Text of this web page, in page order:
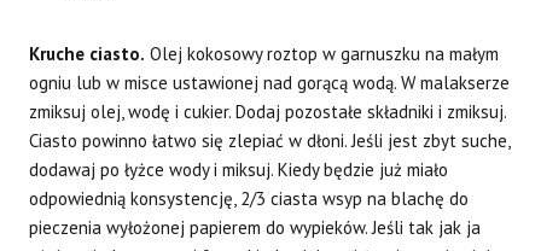
Kruche ciasto. Olej kokosowy roztop w garnuszku na małym
ogniu lub w misce ustawionej nad gorącą wodą. W malakserze
zmiksuj olej, wodę i cukier. Dodaj pozostałe składniki i zmiksuj.
Ciasto powinno łatwo się zlepiać w dłoni. Jeśli jest zbyt suche,
dodawaj po łyżce wody i miksuj. Kiedy będzie już miało
odpowiednią konsystencję, 2/3 ciasta wsyp na blachę do
pieczenia wyłożonej papierem do wypieków. Jeśli tak jak ja